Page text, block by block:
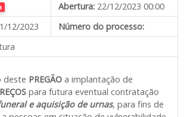
Abertura: 22/12/2023 00:00
12/2023
Número do processo:
deste PREGÃO a implantação de
para futura eventual contratação
e aquisição de urnas, para fins de